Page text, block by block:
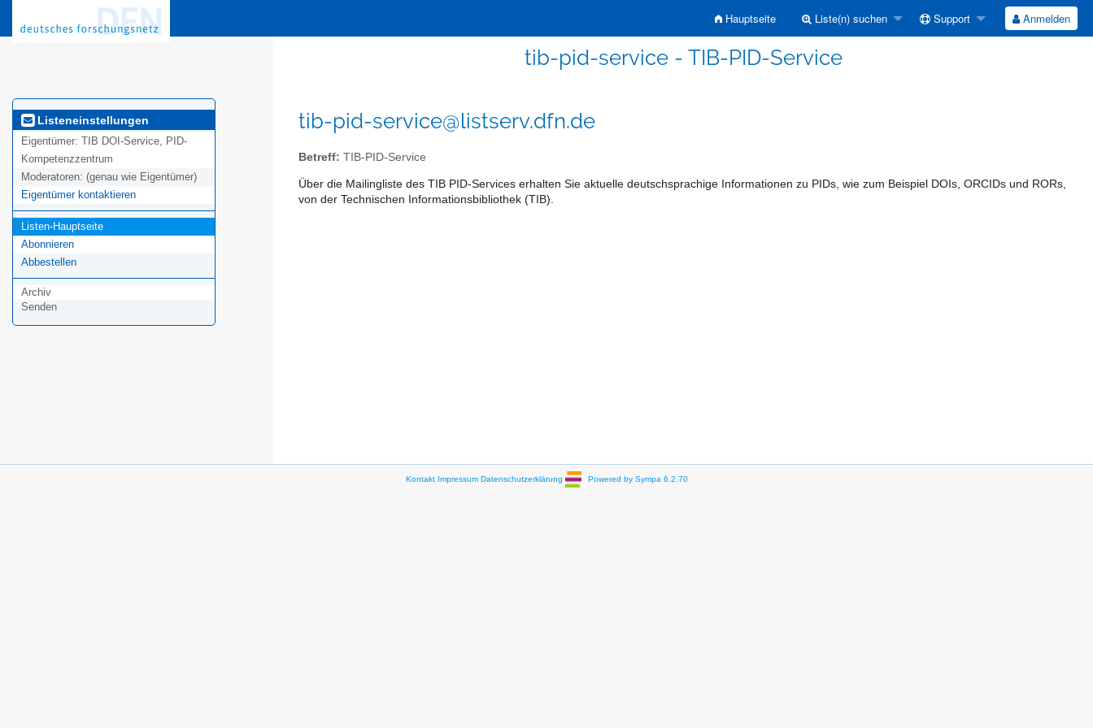
Hauptseite Liste(n) suchen Support Anmelden
tib-pid-service - TIB-PID-Service
Listeneinstellungen
Eigentümer: TIB DOI-Service, PID-
Kompetenzzentrum
Moderatoren: (genau wie Eigentümer)
Eigentümer kontaktieren
Listen-Hauptseite
Abonnieren
Abbestellen
Archiv
Senden
tib-pid-service@listserv.dfn.de
Betreff: TIB-PID-Service
Über die Mailingliste des TIB PID-Services erhalten Sie aktuelle deutschsprachige Informationen zu PIDs, wie zum Beispiel DOIs, ORCIDs und RORs,
von der Technischen Informationsbibliothek (TIB).
Kontakt Impressum Datenschutzerklärung Powered by Sympa 6.2.70